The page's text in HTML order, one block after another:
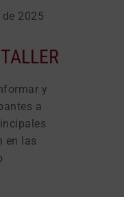
2025
y
a
en las